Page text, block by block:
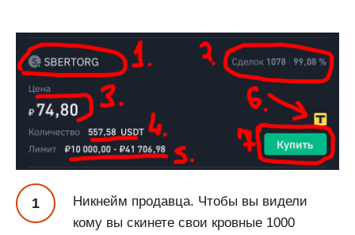
Никнейм продавца. Чтобы вы видели
кому вы скинете свои кровные 1000